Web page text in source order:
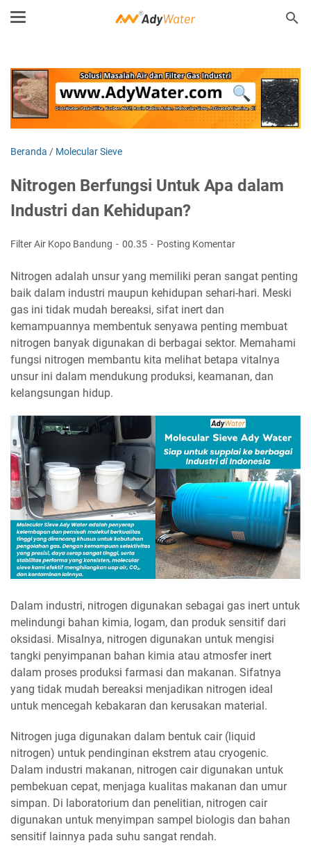
Beranda / Molecular Sieve
Nitrogen Berfungsi Untuk Apa dalam
Industri dan Kehidupan?
Filter Air Kopo Bandung 00.35 Posting Komentar
Nitrogen adalah unsur yang memiliki peran sangat penting
baik dalam industri maupun kehidupan sehari-hari. Meski
gas ini tidak mudah bereaksi, sifat inert dan
kemampuannya membentuk senyawa penting membuat
nitrogen banyak digunakan di berbagai sektor. Memahami
fungsi nitrogen membantu kita melihat betapa vitalnya
unsur ini dalam mendukung produksi, keamanan, dan
kelangsungan hidup.
Dalam industri, nitrogen digunakan sebagai gas inert untuk
melindungi bahan kimia, logam, dan produk sensitif dari
oksidasi. Misalnya, nitrogen digunakan untuk mengisi
tangki penyimpanan bahan kimia atau atmosfer inert
dalam proses produksi farmasi dan makanan. Sifatnya
yang tidak mudah bereaksi menjadikan nitrogen ideal
untuk mencegah kebakaran dan kerusakan material.
Nitrogen juga digunakan dalam bentuk cair (liquid
nitrogen) untuk pendinginan ekstrem atau cryogenic.
Dalam industri makanan, nitrogen cair digunakan untuk
pembekuan cepat, menjaga kualitas makanan dan umur
simpan. Di laboratorium dan penelitian, nitrogen cair
digunakan untuk menyimpan sampel biologis dan bahan
sensitif lainnya pada suhu sangat rendah.